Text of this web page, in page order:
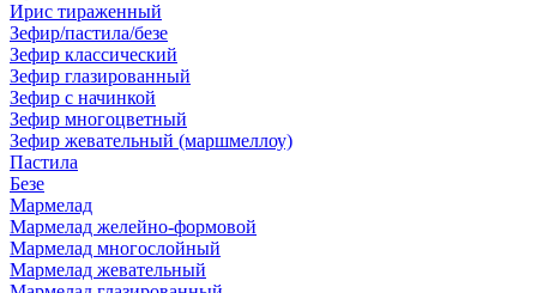
Ирис тираженный
Зефир/пастила/безе
Зефир классический
Зефир глазированный
Зефир с начинкой
Зефир многоцветный
Зефир жевательный (маршмеллоу)
Пастила
Безе
Мармелад
Мармелад желейно-формовой
Мармелад многослойный
Мармелад жевательный